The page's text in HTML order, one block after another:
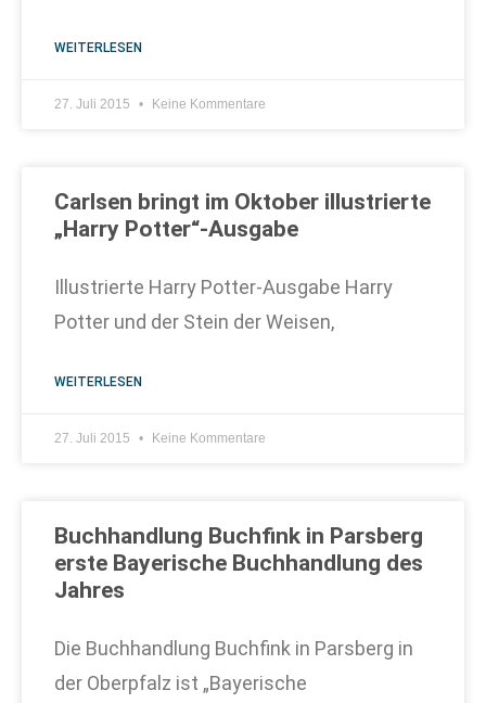
WEITERLESEN
27. Juli 2015 Keine Kommentare
Carlsen bringt im Oktober illustrierte
„Harry Potter“-Ausgabe
Illustrierte Harry Potter-Ausgabe Harry
Potter und der Stein der Weisen,
WEITERLESEN
27. Juli 2015 Keine Kommentare
Buchhandlung Buchfink in Parsberg
erste Bayerische Buchhandlung des
Jahres
Die Buchhandlung Buchfink in Parsberg in
der Oberpfalz ist „Bayerische